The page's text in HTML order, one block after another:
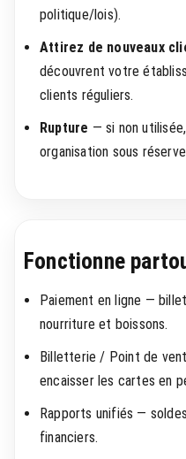
politique/lois).
Attirez de nouveaux
découvrent votre
clients réguliers.
Rupture — si non
organisation sous
Fonctionne
Paiement en ligne —
nourriture et boissons.
Billetterie / Point de
encaisser les cartes en
Rapports unifiés —
financiers.